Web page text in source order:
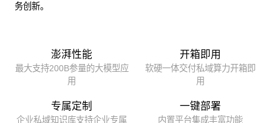
务创新。
澎湃性能
最大支持200B参量的大模型应
用
开箱即用
软硬一体交付私域算力开箱即
用
专属定制
企业私域知识库支持企业专属
一键部署
内置平台集成丰富功能